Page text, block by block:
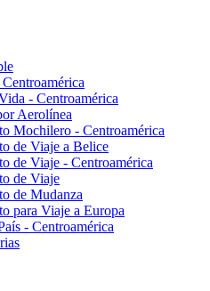
- Centroamérica
Aerolínea
Mochilero - Centroamérica
de Viaje a Belice
de Viaje - Centroamérica
de Viaje
de Mudanza
para Viaje a Europa
- Centroamérica